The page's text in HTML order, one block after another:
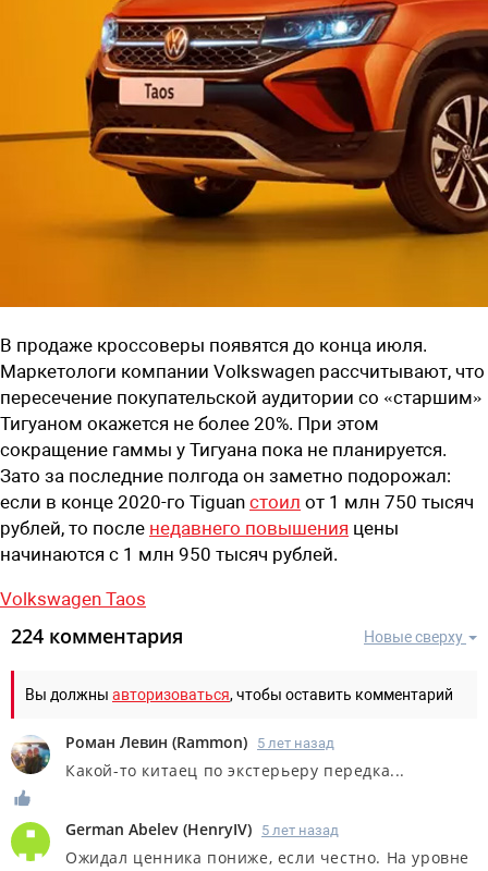
В продаже кроссоверы появятся до конца июля.
Маркетологи компании Volkswagen рассчитывают, что
пересечение покупательской аудитории со «старшим»
Тигуаном окажется не более 20%. При этом
сокращение гаммы у Тигуана пока не планируется.
Зато за последние полгода он заметно подорожал:
если в конце 2020-го Tiguan стоил от 1 млн 750 тысяч
рублей, то после недавнего повышения цены
начинаются с 1 млн 950 тысяч рублей.
Volkswagen Taos
Новые сверху
224 комментария
Вы должны авторизоваться, чтобы оставить комментарий
Роман Левин (Rammon) 5 лет назад
Какой-то китаец по экстерьеру передка...
German Abelev (HenryIV) 5 лет назад
Ожидал ценника пониже, если честно. На уровне